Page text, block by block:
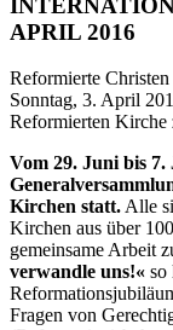
APRIL 2016
Reformierte
Sonntag, 3. April
Reformierten Kirche
Vom 29. Juni bis
Kirchen statt.Alle
Kirchen aus über
gemeinsame Arbeit
verwandle uns!« so
Fragen von